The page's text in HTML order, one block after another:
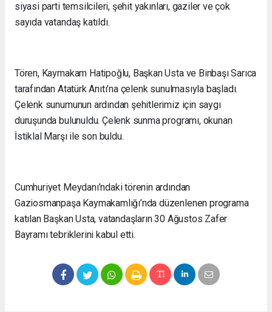
siyasi parti temsilcileri, şehit yakınları, gaziler ve çok
sayıda vatandaş katıldı.
Tören, Kaymakam Hatipoğlu, Başkan Usta ve Binbaşı Sarıca
tarafından Atatürk Anıtı’na çelenk sunulmasıyla başladı.
Çelenk sunumunun ardından şehitlerimiz için saygı
duruşunda bulunuldu. Çelenk sunma programı, okunan
İstiklal Marşı ile son buldu.
Cumhuriyet Meydanı’ndaki törenin ardından
Gaziosmanpaşa Kaymakamlığı’nda düzenlenen programa
katılan Başkan Usta, vatandaşların 30 Ağustos Zafer
Bayramı tebriklerini kabul etti.